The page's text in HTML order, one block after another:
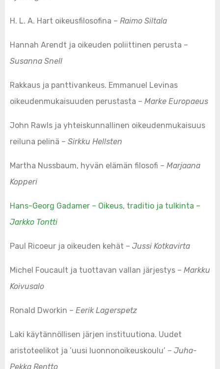
H. L. A. Hart oikeusfilosofina – Raimo Siltala
Hannah Arendt ja oikeuden poliittinen perusta –
Susanna Snell
Rakkaus ja panttivankeus. Emmanuel Levinas
oikeudenmukaisuuden perustasta – Marke Europaeus
John Rawls ja yhteiskunnallinen oikeudenmukaisuus
reiluna pelinä – Sirkku Hellsten
Martha Nussbaum, hyvän elämän filosofi – Marjaana
Kopperi
Hans-Georg Gadamer – Oikeus, traditio ja tulkinta –
Jarkko Tontti
Paul Ricoeur ja oikeuden kehät – Jussi Kotkavirta
Michel Foucault ja tuottavan vallan järjestys – Markku
Koivusalo
Ronald Dworkin – Eerik Lagerspetz
Laki käytännöllisen järjen instituutiona. Uudet
aristoteelikot ja ’uusi luonnonoikeuskoulu’ – Juha-
Pekka Rentto